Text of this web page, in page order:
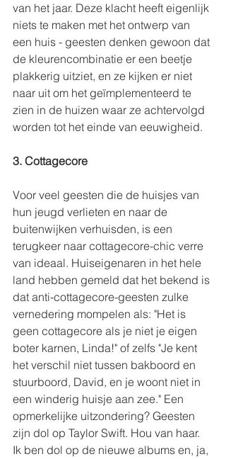
van het jaar. Deze klacht heeft eigenlijk
niets te maken met het ontwerp van
een huis - geesten denken gewoon dat
de kleurencombinatie er een beetje
plakkerig uitziet, en ze kijken er niet
naar uit om het geïmplementeerd te
zien in de huizen waar ze achtervolgd
worden tot het einde van eeuwigheid.
3. Cottagecore
Voor veel geesten die de huisjes van
hun jeugd verlieten en naar de
buitenwijken verhuisden, is een
terugkeer naar cottagecore-chic verre
van ideaal. Huiseigenaren in het hele
land hebben gemeld dat het bekend is
dat anti-cottagecore-geesten zulke
vernedering mompelen als: "Het is
geen cottagecore als je niet je eigen
boter karnen, Linda!" of zelfs "Je kent
het verschil niet tussen bakboord en
stuurboord, David, en je woont niet in
een winderig huisje aan zee." Een
opmerkelijke uitzondering? Geesten
zijn dol op Taylor Swift. Hou van haar.
Ik ben dol op de nieuwe albums en, ja,